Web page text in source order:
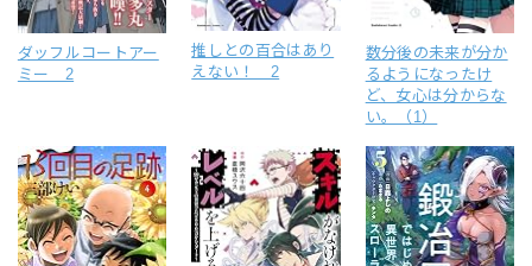
ダッフルコートアー
ミー 2
推しとの百合はあり
えない！ 2
数分後の未来が分か
るようになったけ
ど、女心は分からな
い。（1）